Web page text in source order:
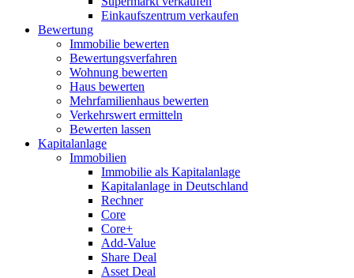
Einkaufszentrum verkaufen
Bewertung
Immobilie bewerten
Bewertungsverfahren
Wohnung bewerten
Haus bewerten
Mehrfamilienhaus bewerten
Verkehrswert ermitteln
Bewerten lassen
Kapitalanlage
Immobilien
Immobilie als Kapitalanlage
Kapitalanlage in Deutschland
Rechner
Core
Core+
Add-Value
Share Deal
Asset Deal